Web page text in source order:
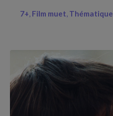
7+ Film muet Thématique